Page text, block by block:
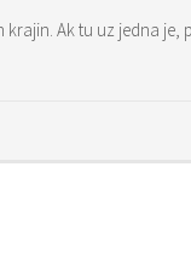
Ak tu uz jedna je,